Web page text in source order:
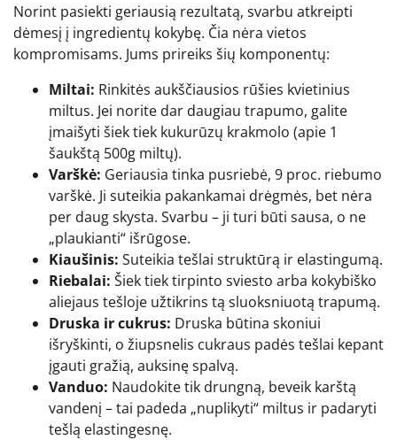
Norint pasiekti geriausią rezultatą, svarbu atkreipti
dėmesį į ingredientų kokybę. Čia nėra vietos
kompromisams. Jums prireiks šių komponentų:
Miltai: Rinkitės aukščiausios rūšies kvietinius
miltus. Jei norite dar daugiau trapumo, galite
įmaišyti šiek tiek kukurūzų krakmolo (apie 1
šaukštą 500g miltų).
Varškė: Geriausia tinka pusriebė, 9 proc. riebumo
varškė. Ji suteikia pakankamai drėgmės, bet nėra
per daug skysta. Svarbu – ji turi būti sausa, o ne
„plaukianti“ išrūgose.
Kiaušinis: Suteikia tešlai struktūrą ir elastingumą.
Riebalai: Šiek tiek tirpinto sviesto arba kokybiško
aliejaus tešloje užtikrins tą sluoksniuotą trapumą.
Druska ir cukrus: Druska būtina skoniui
išryškinti, o žiupsnelis cukraus padės tešlai kepant
įgauti gražią, auksinę spalvą.
Vanduo: Naudokite tik drungną, beveik karštą
vandenį – tai padeda „nuplikyti“ miltus ir padaryti
tešlą elastingesnę.